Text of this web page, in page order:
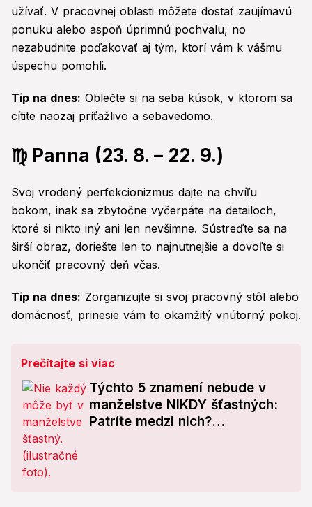
užívať. V pracovnej oblasti môžete dostať zaujímavú
ponuku alebo aspoň úprimnú pochvalu, no
nezabudnite poďakovať aj tým, ktorí vám k vášmu
úspechu pomohli.
Tip na dnes: Oblečte si na seba kúsok, v ktorom sa
cítite naozaj príťažlivo a sebavedomo.
♍ Panna (23. 8. – 22. 9.)
Svoj vrodený perfekcionizmus dajte na chvíľu
bokom, inak sa zbytočne vyčerpáte na detailoch,
ktoré si nikto iný ani len nevšimne. Sústreďte sa na
širší obraz, doriešte len to najnutnejšie a dovoľte si
ukončiť pracovný deň včas.
Tip na dnes: Zorganizujte si svoj pracovný stôl alebo
domácnosť, prinesie vám to okamžitý vnútorný pokoj.
Prečítajte si viac
Týchto 5 znamení nebude v
manželstve NIKDY šťastných:
Patríte medzi nich?